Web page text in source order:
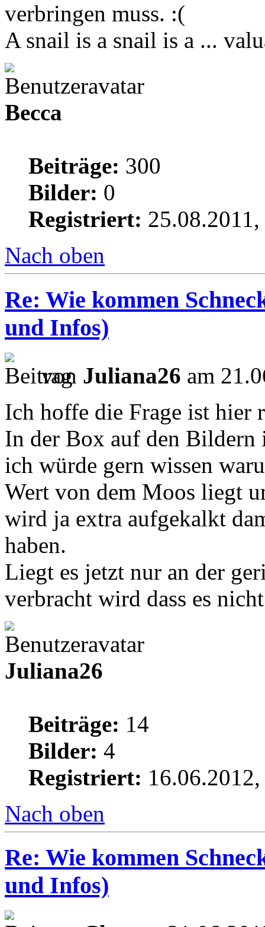
verbringen muss.
A snail is a snail is a ...
Becca
Beiträge: 300
Bilder: 0
Registriert:
Nach oben
Re: Wie kommen
und Infos)
von Juliana26 am
Ich hoffe die Frage ist hier
In der Box auf den Bildern
ich würde gern wissen
Wert von dem Moos liegt
wird ja extra aufgekalkt
haben.
Liegt es jetzt nur an der
verbracht wird dass es
Juliana26
Beiträge: 14
Bilder: 4
Registriert:
Nach oben
Re: Wie kommen
und Infos)